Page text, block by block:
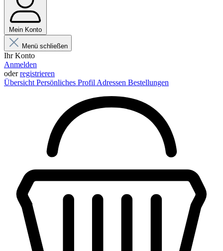
Mein Konto
Menü schließen
Ihr Konto
Anmelden
oderregistrieren
Übersicht Persönliches Profil Adressen Bestellungen